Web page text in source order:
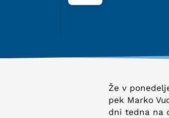
Že v
pek Marko
dni tedna na